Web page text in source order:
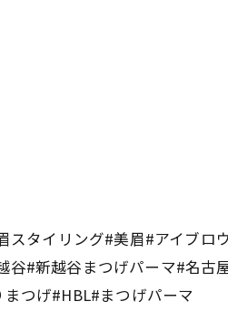
タイリング#美眉#アイブ
#新越谷まつげパーマ#名
つげ#HBL#まつげパーマ